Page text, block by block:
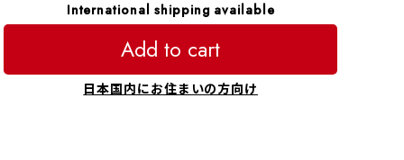
International shipping available
Add to cart
日本国内にお住まいの方向け